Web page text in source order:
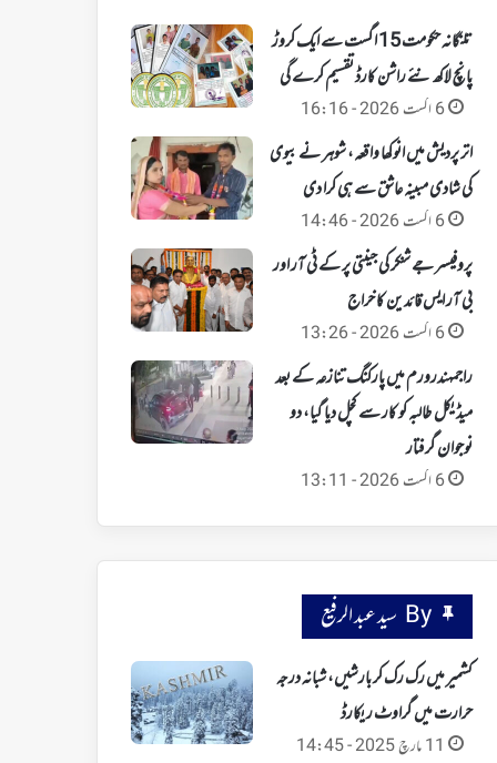
تلنگانہ حکومت 15 اگست سے ایک کروڑ
پانچ لاکھ نئے راشن کارڈ تقسیم کرے گی
6 اگست 2026 - 16:16
اتر پردیش میں انوکھا واقعہ، شوہر نے بیوی
کی شادی مبینہ عاشق سے ہی کرا دی
6 اگست 2026 - 14:46
پروفیسر جے شنکر کی جینتی پر کے ٹی آر اور
بی آر ایس قائدین کا خراج
6 اگست 2026 - 13:26
راجمہندرورم میں پارکنگ تنازعہ کے بعد
میڈیکل طالبہ کو کار سے کچل دیا گیا، دو
نوجوان گرفتار
6 اگست 2026 - 13:11
By سید عبد الرفیع
کشمیر میں رک رک کر بارشیں، شبانہ درجہ
حرارت میں گراوٹ ریکارڈ
11 مارچ 2025 - 14:45